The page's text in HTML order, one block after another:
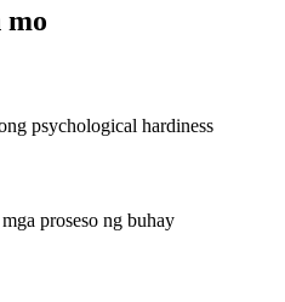
mo
psychological hardiness
proseso ng buhay